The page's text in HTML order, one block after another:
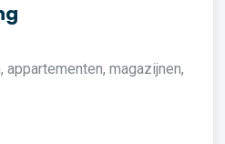
appartementen, magazijnen,